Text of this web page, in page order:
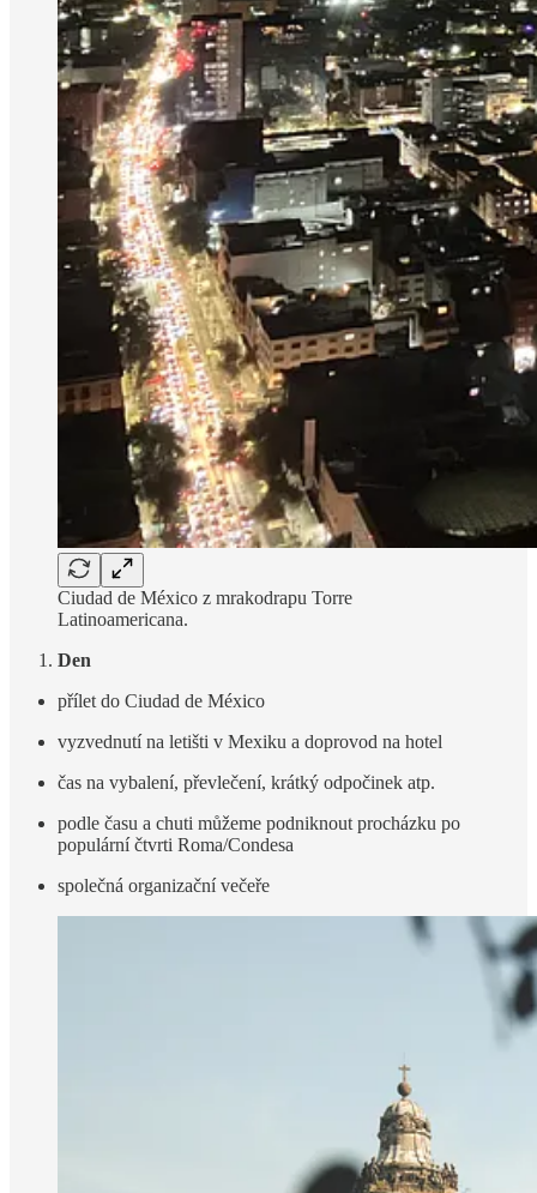
Ciudad de México z mrakodrapu Torre
Latinoamericana.
Den
přílet do Ciudad de México
vyzvednutí na letišti v Mexiku a doprovod na hotel
čas na vybalení, převlečení, krátký odpočinek atp.
podle času a chuti můžeme podniknout procházku po
populární čtvrti Roma/Condesa
společná organizační večeře